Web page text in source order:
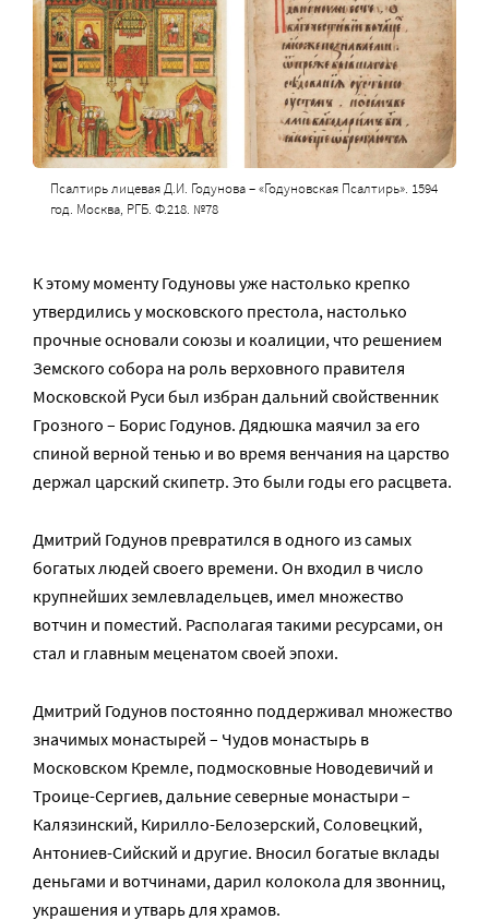
Псалтирь лицевая Д.И. Годунова – «Годуновская Псалтирь». 1594
год. Москва, РГБ. Ф.218. №78
К этому моменту Годуновы уже настолько крепко
утвердились у московского престола, настолько
прочные основали союзы и коалиции, что решением
Земского собора на роль верховного правителя
Московской Руси был избран дальний свойственник
Грозного – Борис Годунов. Дядюшка маячил за его
спиной верной тенью и во время венчания на царство
держал царский скипетр. Это были годы его расцвета.
Дмитрий Годунов превратился в одного из самых
богатых людей своего времени. Он входил в число
крупнейших землевладельцев, имел множество
вотчин и поместий. Располагая такими ресурсами, он
стал и главным меценатом своей эпохи.
Дмитрий Годунов постоянно поддерживал множество
значимых монастырей – Чудов монастырь в
Московском Кремле, подмосковные Новодевичий и
Троице-Сергиев, дальние северные монастыри –
Калязинский, Кирилло-Белозерский, Соловецкий,
Антониев-Сийский и другие. Вносил богатые вклады
деньгами и вотчинами, дарил колокола для звонниц,
украшения и утварь для храмов.